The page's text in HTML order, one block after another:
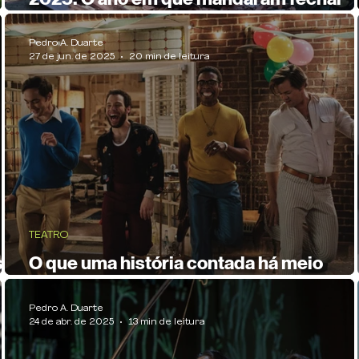
teatros
O que uma história contada há meio
século tem a dizer sobre os dias atuais
TEATRO
Pedro A. Duarte
27 de jun. de 2025
20 min de leitura
Pedro A. Duarte
24 de abr. de 2025
13 min de leitura